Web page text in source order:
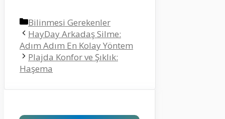
Kategoriler
Bilinmesi Gerekenler
HayDay Arkadaş Silme:
Adım Adım En Kolay Yöntem
Plajda Konfor ve Şıklık:
Haşema